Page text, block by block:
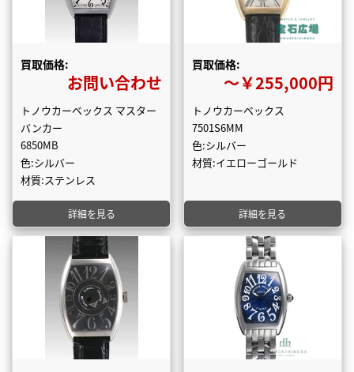
買取価格:
お問い合わせ
トノウカーベックス マスター
バンカー
6850MB
色:シルバー
材質:ステンレス
詳細を見る
買取価格:
〜￥255,000円
トノウカーベックス
7501S6MM
色:シルバー
材質:イエローゴールド
詳細を見る